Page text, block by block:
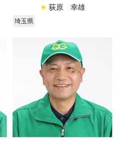
★ 荻原 幸雄
埼玉県